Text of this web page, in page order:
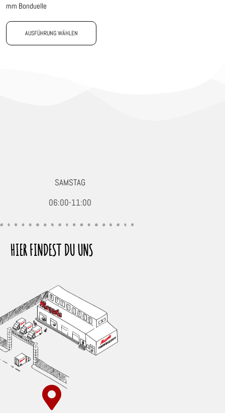
mm Bonduelle
AUSFÜHRUNG WÄHLEN
SAMSTAG
06:00-11:00
HIER FINDEST DU UNS